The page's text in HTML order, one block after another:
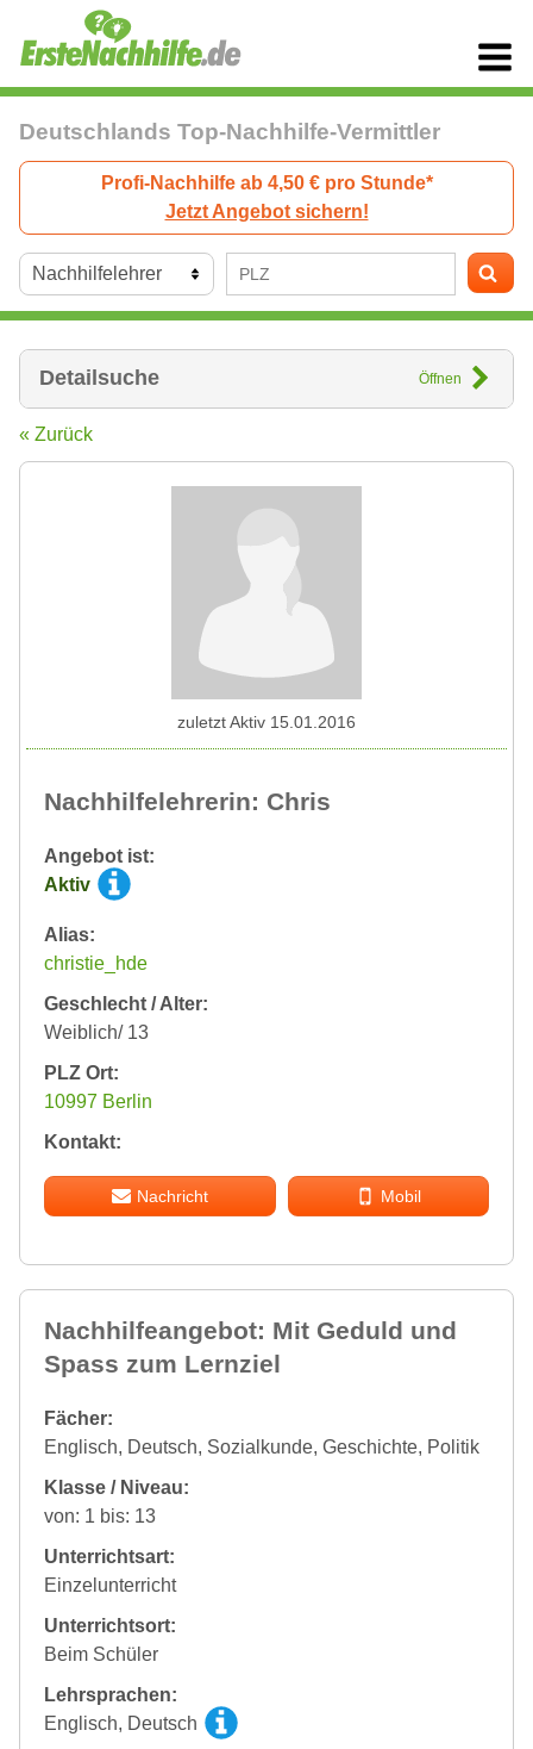
Deutschlands Top-Nachhilfe-Vermittler
Profi-Nachhilfe ab 4,50 € pro Stunde*
Jetzt Angebot sichern!
Detailsuche Öffnen
« Zurück
Nachhilfelehrerin: Chris
Angebot ist:
Aktiv
Alias:
christie_hde
Geschlecht / Alter:
Weiblich/ 13
PLZ Ort:
10997 Berlin
Kontakt:
Nachricht Mobil
zuletzt Aktiv 15.01.2016
Nachhilfeangebot: Mit Geduld und
Spass zum Lernziel
Fächer:
Englisch, Deutsch, Sozialkunde, Geschichte, Politik
Klasse / Niveau:
von: 1 bis: 13
Unterrichtsart:
Einzelunterricht
Unterrichtsort:
Beim Schüler
Lehrsprachen:
Englisch, Deutsch